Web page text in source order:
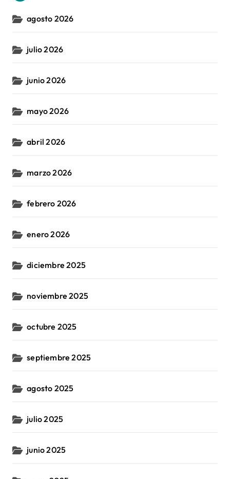
agosto 2026
julio 2026
junio 2026
mayo 2026
abril 2026
marzo 2026
febrero 2026
enero 2026
diciembre 2025
noviembre 2025
octubre 2025
septiembre 2025
agosto 2025
julio 2025
junio 2025